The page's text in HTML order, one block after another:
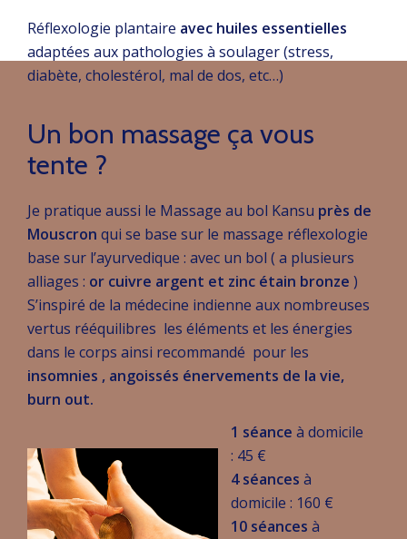
Réflexologie plantaire avec huiles essentielles
adaptées aux pathologies à soulager (stress,
diabète, cholestérol, mal de dos, etc…)
Un bon massage ça vous
tente ?
Je pratique aussi le Massage au bol Kansu près de
Mouscron qui se base sur le massage réflexologie
base sur l’ayurvedique : avec un bol ( a plusieurs
alliages : or cuivre argent et zinc étain bronze )
S’inspiré de la médecine indienne aux nombreuses
vertus rééquilibres les éléments et les énergies
dans le corps ainsi recommandé pour les
insomnies , angoissés énervements de la vie,
burn out.
1 séance à domicile
: 45 €
4 séances à
domicile : 160 €
10 séances à